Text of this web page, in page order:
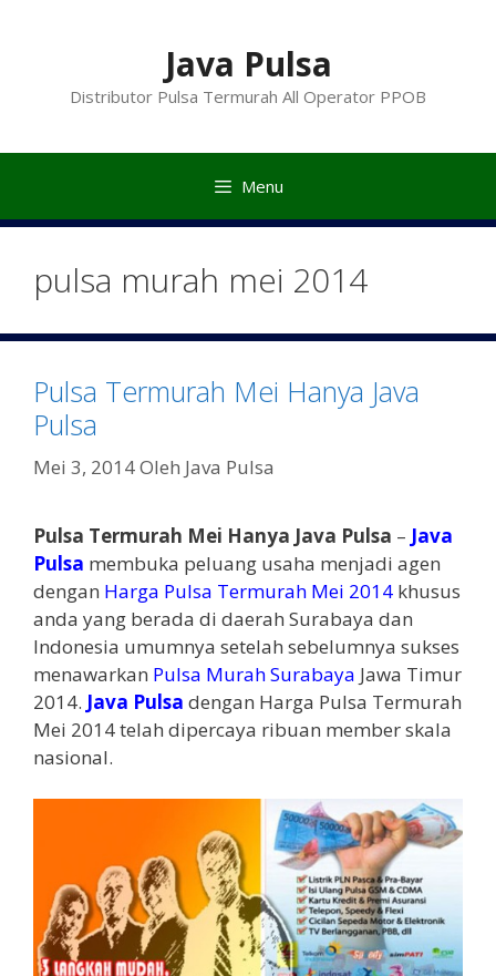
Java Pulsa
Distributor Pulsa Termurah All Operator PPOB
Menu
pulsa murah mei 2014
Pulsa Termurah Mei Hanya Java
Pulsa
Mei 3, 2014Oleh Java Pulsa
Pulsa Termurah Mei Hanya Java Pulsa – Java
Pulsa membuka peluang usaha menjadi agen
dengan Harga Pulsa Termurah Mei 2014 khusus
anda yang berada di daerah Surabaya dan
Indonesia umumnya setelah sebelumnya sukses
menawarkan Pulsa Murah Surabaya Jawa Timur
2014. Java Pulsa dengan Harga Pulsa Termurah
Mei 2014 telah dipercaya ribuan member skala
nasional.